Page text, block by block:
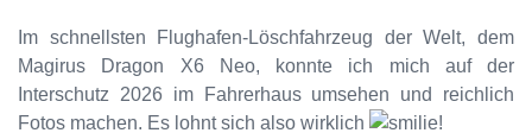
Im schnellsten Flughafen-Löschfahrzeug der Welt, dem
Magirus Dragon X6 Neo, konnte ich mich auf der
Interschutz 2026 im Fahrerhaus umsehen und reichlich
Fotos machen. Es lohnt sich also wirklich
!